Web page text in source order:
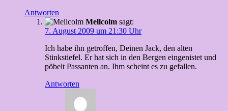
Antworten
Mellcolm sagt:
7. August 2009 um 21:30 Uhr
Ich habe ihn getroffen, Deinen Jack, den alten
Stinkstiefel. Er hat sich in den Bergen eingenistet und
pöbelt Passanten an. Ihm scheint es zu gefallen.
Antworten